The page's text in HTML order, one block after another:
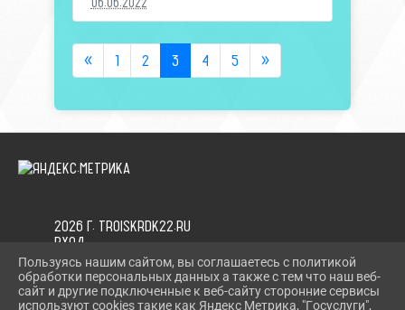
« 1 2 3 4 5 »
2026 Г. TROISKRDK22.RU
ВХОД
КАРТА САЙТА
ПОЛИТИКА ОБРАБОТКИ ПЕРСОНАЛЬНЫХ ДАННЫХ
Пользуясь нашим сайтом, вы соглашаетесь с политикой
обработки персональных данных а также с тем что наш веб-
сайт и другие подключенные к веб-сайту сторонние сервисы
используют cookies такие как Яндекс Метрика, "Госуслуги",